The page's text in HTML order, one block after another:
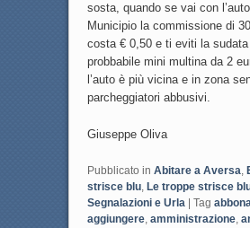
sosta, quando se vai con
Municipio la commissione di
costa € 0,50 e ti eviti la
probbabile mini multina da 2
l’auto è più vicina e in zona
parcheggiatori abbusivi.
Giuseppe Oliva
Pubblicato in Abitare a Aversa,
strisce blu, Le troppe strisce
Segnalazioni e Urla
Tag
aggiungere, amministrazione,